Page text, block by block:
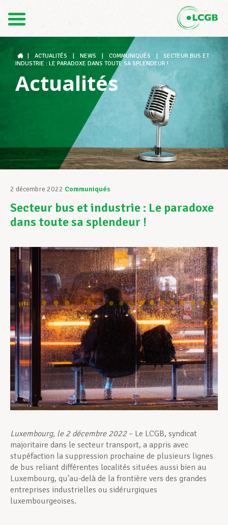
DE
Le LCGB
Structures syndicales
Assistance au Travail
Vos droits
Assistance en vie privée
Développement professionnel
Devenir Membre
Actualités
ACTUALITÉS NEWS COMMUNIQUÉS
SECTEUR BUS ET
INDUSTRIE : LE PARADOXE DANS TOUTE SA SPLENDEUR !
Actualités
2 décembre 2022 Communiqués
Secteur bus et industrie : Le paradoxe
dans toute sa splendeur !
Luxembourg, le 2 décembre 2022 – Le LCGB, syndicat
majoritaire dans le secteur transport, a appris avec
stupéfaction la suppression prochaine de plusieurs lignes
de bus reliant différentes localités situées aussi bien au
Luxembourg, qu’au-delà de la frontière vers des grandes
entreprises industrielles ou sidérurgiques
luxembourgeoises.